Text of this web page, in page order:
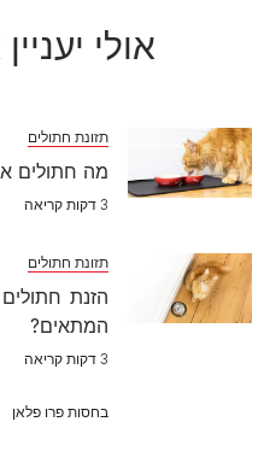
אולי
תזונת חתולים
מה חתולים
3 דקות קריאה
תזונת חתולים
הזנת
המתאים?
3 דקות קריאה
בחסות פרו פלאן